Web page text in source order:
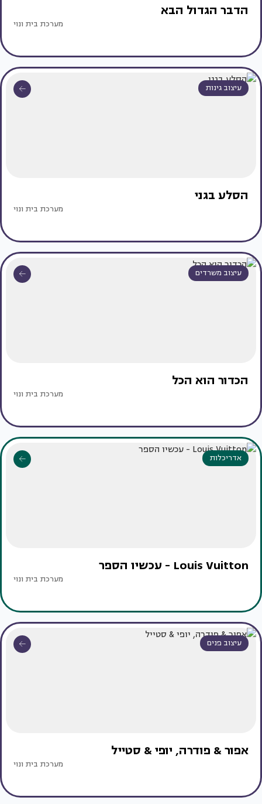
הדבר הגדול הבא
מערכת בית ונוי
עיצוב גינות
הסלע בגני
מערכת בית ונוי
עיצוב משרדים
הכדור הוא הכל
מערכת בית ונוי
אדריכלות
Louis Vuitton - עכשיו הספר
מערכת בית ונוי
עיצוב פנים
אפור & פודרה, יופי & סטייל
מערכת בית ונוי